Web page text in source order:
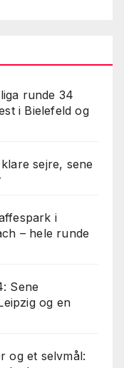
runde 34
i Bielefeld og
sejre, sene
i
– hele runde
Sene
og en
og et selvmål: